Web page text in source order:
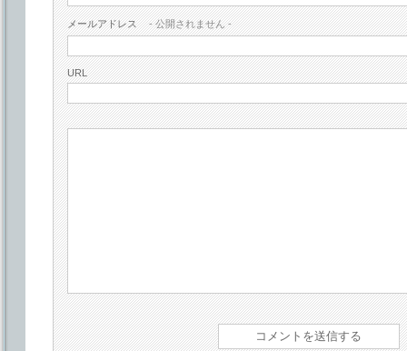
メールアドレス - 公開されません -
URL